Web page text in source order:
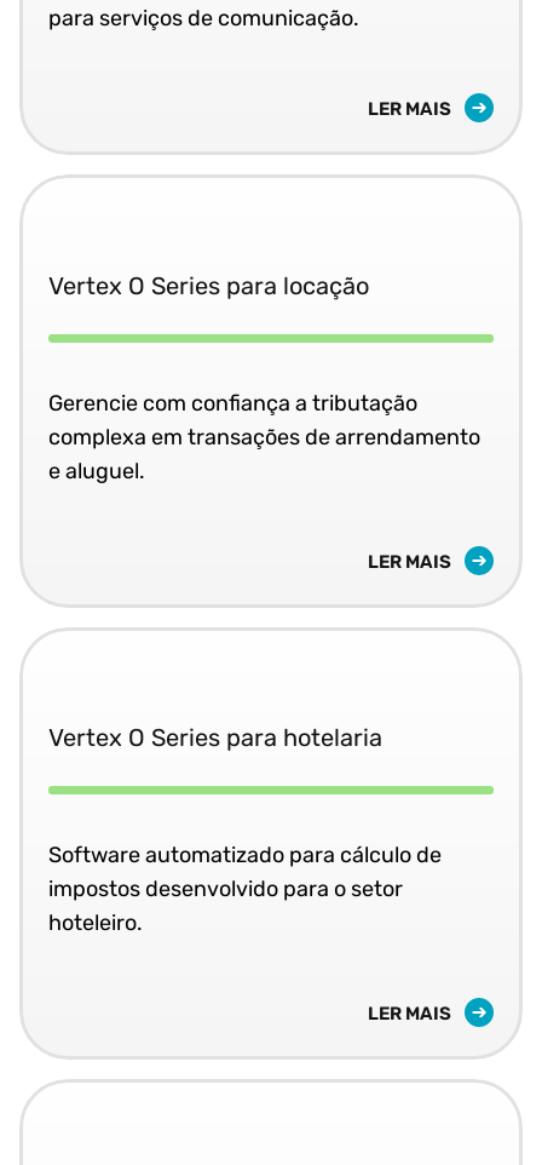
para serviços de comunicação.
LER MAIS
Vertex O Series para locação
Gerencie com confiança a tributação
complexa em transações de arrendamento
e aluguel.
LER MAIS
Vertex O Series para hotelaria
Software automatizado para cálculo de
impostos desenvolvido para o setor
hoteleiro.
LER MAIS